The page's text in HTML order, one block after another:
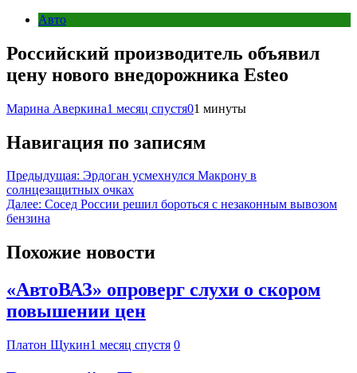
Авто
Российский производитель объявил
цену нового внедорожника Esteo
Марина Аверкина1 месяц спустя01 минуты
Навигация по записям
Предыдущая: Эрдоган усмехнулся Макрону в
солнцезащитных очках
Далее: Сосед России решил бороться с незаконным вывозом
бензина
Похожие новости
«АвтоВАЗ» опроверг слухи о скором
повышении цен
Платон Щукин1 месяц спустя 0